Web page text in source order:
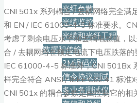
光纤色散
光缆监控
光缆和光纤工程
数据和传输
2M误码仪
信令协议测试
多业务测试仪
CNI 501x 系列耦合 / 去耦网络完全满
和 EN / IEC 61000-4-5 标准要求。
考虑了剩余电压水平和去耦电感值，
合 / 去耦网络在额定电流下电压跌落
IEC 61000-4-5 标准外，CNI 501Bx
样完全符合 ANSI / IEEE C62.41 标准
CNI 501x 的耦合参数是由控制它的相